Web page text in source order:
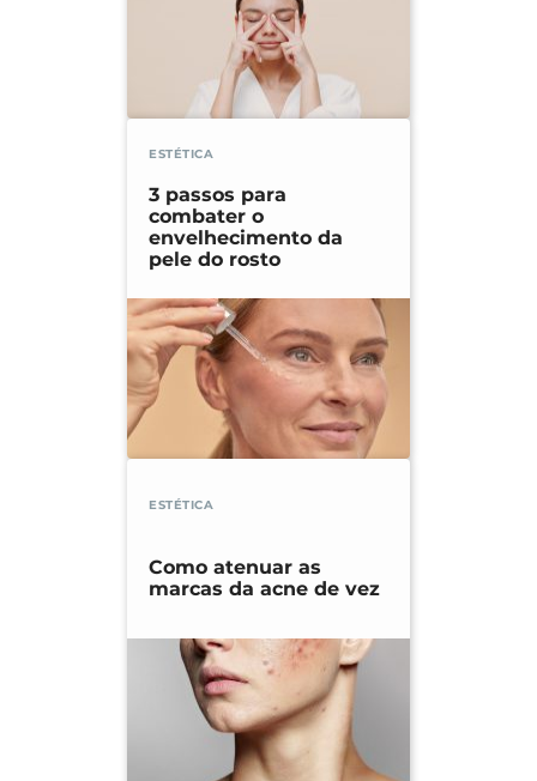
ESTÉTICA
3 passos para
combater o
envelhecimento da
pele do rosto
ESTÉTICA
Como atenuar as
marcas da acne de vez